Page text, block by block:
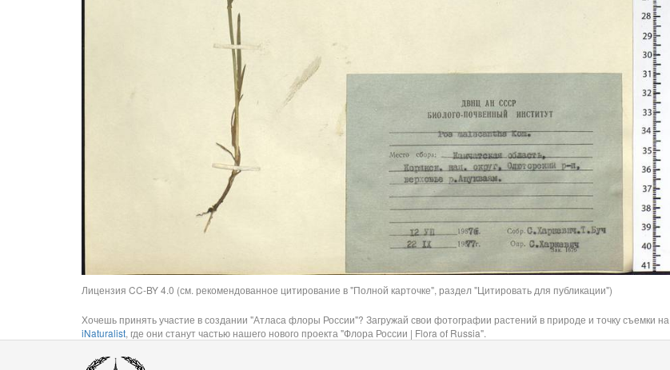
Лицензия CC-BY 4.0 (см. рекомендованное цитирование в "Полной карточке", раздел "Цитировать для публикации")
Хочешь принять участие в создании "Атласа флоры России"? Загружай свои фотографии растений в природе и точку съемки на
iNaturalist, где они станут частью нашего нового проекта "Флора России | Flora of Russia".